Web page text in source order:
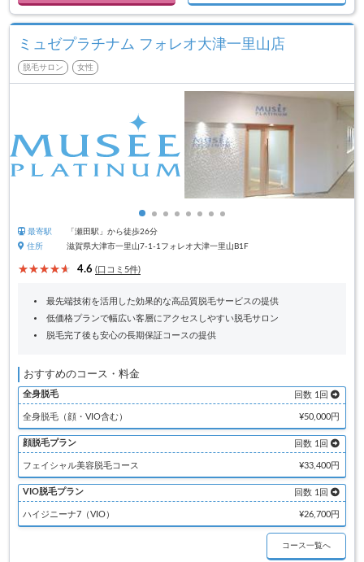
ミュゼプラチナム フォレオ大津一里山店
脱毛サロン 女性
最寄駅
「瀬田駅」から徒歩26分
住所
滋賀県大津市一里山7-1-1フォレオ大津一里山B1F
4.6 (口コミ5件)
最先端技術を活用した効果的な高品質脱毛サービスの提供
低価格プランで幅広い客層にアクセスしやすい脱毛サロン
脱毛完了後も安心の長期保証コースの提供
おすすめのコース・料金
全身脱毛 回数 1回
全身脱毛（顔・VIO含む） ¥50,000円
顔脱毛プラン 回数 1回
フェイシャル美容脱毛コース ¥33,400円
VIO脱毛プラン 回数 1回
ハイジニーナ7（VIO） ¥26,700円
コース一覧へ